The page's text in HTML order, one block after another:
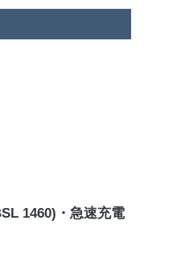
1460)・急速充電